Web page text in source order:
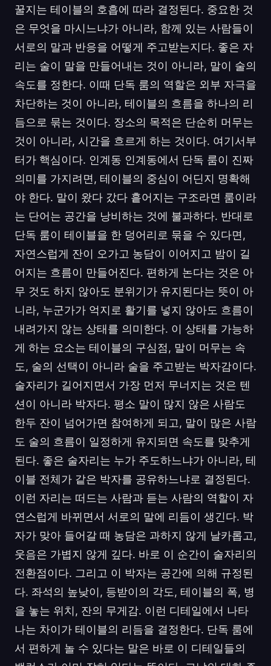
꿀지는 테이블의 호흡에 따라 결정된다. 중요한 것
은 무엇을 마시느냐가 아니라, 함께 있는 사람들이
서로의 말과 반응을 어떻게 주고받는지다. 좋은 자
리는 술이 말을 만들어내는 것이 아니라, 말이 술의
속도를 정한다. 이때 단독 룸의 역할은 외부 자극을
차단하는 것이 아니라, 테이블의 흐름을 하나의 리
듬으로 묶는 것이다. 장소의 목적은 단순히 머무는
것이 아니라, 시간을 흐르게 하는 것이다. 여기서부
터가 핵심이다. 인계동 인계동에서 단독 룸이 진짜
의미를 가지려면, 테이블의 중심이 어딘지 명확해
야 한다. 말이 왔다 갔다 흩어지는 구조라면 룸이라
는 단어는 공간을 낭비하는 것에 불과하다. 반대로
단독 룸이 테이블을 한 덩어리로 묶을 수 있다면,
자연스럽게 잔이 오가고 농담이 이어지고 밤이 길
어지는 흐름이 만들어진다. 편하게 논다는 것은 아
무 것도 하지 않아도 분위기가 유지된다는 뜻이 아
니라, 누군가가 억지로 활기를 넣지 않아도 흐름이
내려가지 않는 상태를 의미한다. 이 상태를 가능하
게 하는 요소는 테이블의 구심점, 말이 머무는 속
도, 술의 선택이 아니라 술을 주고받는 박자감이다.
술자리가 길어지면서 가장 먼저 무너지는 것은 텐
션이 아니라 박자다. 평소 말이 많지 않은 사람도
한두 잔이 넘어가면 참여하게 되고, 말이 많은 사람
도 술의 흐름이 일정하게 유지되면 속도를 맞추게
된다. 좋은 술자리는 누가 주도하느냐가 아니라, 테
이블 전체가 같은 박자를 공유하느냐로 결정된다.
이런 자리는 떠드는 사람과 듣는 사람의 역할이 자
연스럽게 바뀌면서 서로의 말에 리듬이 생긴다. 박
자가 맞아 들어갈 때 농담은 과하지 않게 날카롭고,
웃음은 가볍지 않게 깊다. 바로 이 순간이 술자리의
전환점이다. 그리고 이 박자는 공간에 의해 규정된
다. 좌석의 높낮이, 등받이의 각도, 테이블의 폭, 병
을 놓는 위치, 잔의 무게감. 이런 디테일에서 나타
나는 차이가 테이블의 리듬을 결정한다. 단독 룸에
서 편하게 놀 수 있다는 말은 바로 이 디테일들의